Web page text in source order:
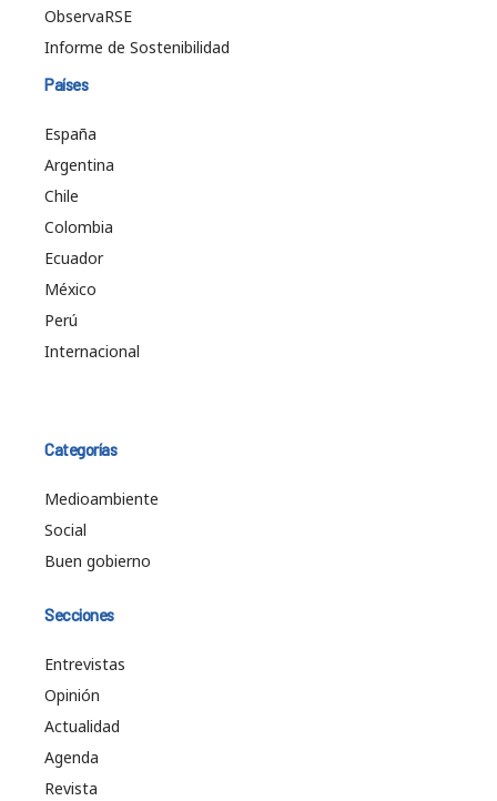
ObservaRSE
Informe de Sostenibilidad
Países
España
Argentina
Chile
Colombia
Ecuador
México
Perú
Internacional
Categorías
Medioambiente
Social
Buen gobierno
Secciones
Entrevistas
Opinión
Actualidad
Agenda
Revista